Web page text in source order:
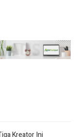
Kreator Ini